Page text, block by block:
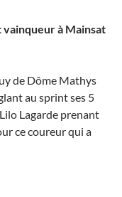
vainqueur à Mainsat
de Dôme Mathys
au sprint ses 5
Lagarde prenant
ce coureur qui a